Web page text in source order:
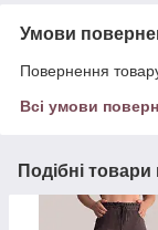
Умови
Повернення
Всі умови
Подібні товари